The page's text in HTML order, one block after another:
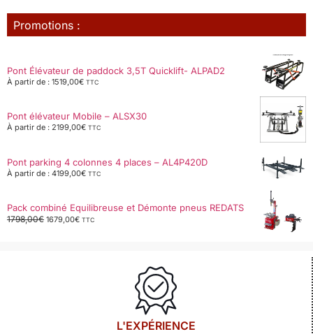
Promotions :
Pont Élévateur de paddock 3,5T Quicklift- ALPAD2
À partir de : 1519,00€ TTC
Pont élévateur Mobile – ALSX30
À partir de : 2199,00€ TTC
Pont parking 4 colonnes 4 places – AL4P420D
À partir de : 4199,00€ TTC
Pack combiné Equilibreuse et Démonte pneus REDATS
1798,00€ 1679,00€ TTC
L'EXPÉRIENCE